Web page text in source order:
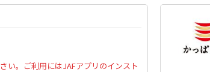
い。ご利用にはJAFアプリのインスト